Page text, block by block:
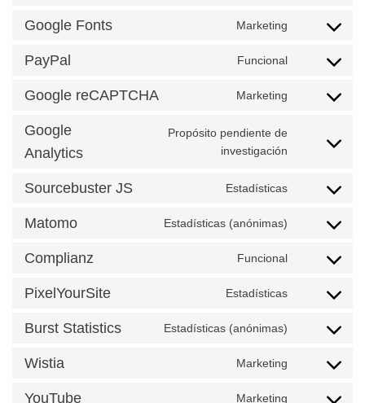
cleantalk-
Google Fonts Marketing
Consent
service
PayPal Funcional
Consent
service
Google reCAPTCHA Marketing
Consent
google-
Google
Analytics
Propósito pendiente de
investigación
Consent
google-
Sourcebuster JS Estadísticas
Consent
service
Matomo Estadísticas (anónimas)
Consent
service
Complianz Funcional
Consent
service
PixelYourSite Estadísticas
Consent
service
Burst Statistics Estadísticas (anónimas)
Consent
service
statistics
Wistia Marketing
Consent
YouTube Marketing